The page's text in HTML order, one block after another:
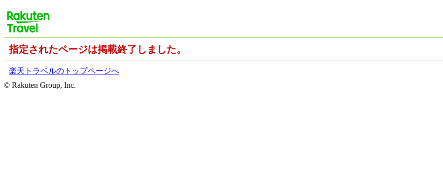
指定されたページは掲載終了しました。
楽天トラベルのトップページへ
© Rakuten Group, Inc.